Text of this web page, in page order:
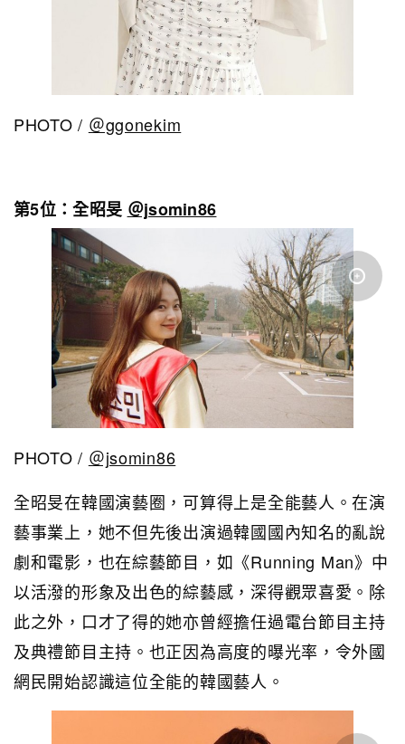
PHOTO / ＠ggonekim
第5位：全昭旻 ＠jsomin86
PHOTO / ＠jsomin86
全昭旻在韓國演藝圈，可算得上是全能藝人。在演
藝事業上，她不但先後出演過韓國國內知名的亂說
劇和電影，也在綜藝節目，如《Running Man》中
以活潑的形象及出色的綜藝感，深得觀眾喜愛。除
此之外，口才了得的她亦曾經擔任過電台節目主持
及典禮節目主持。也正因為高度的曝光率，令外國
網民開始認識這位全能的韓國藝人。